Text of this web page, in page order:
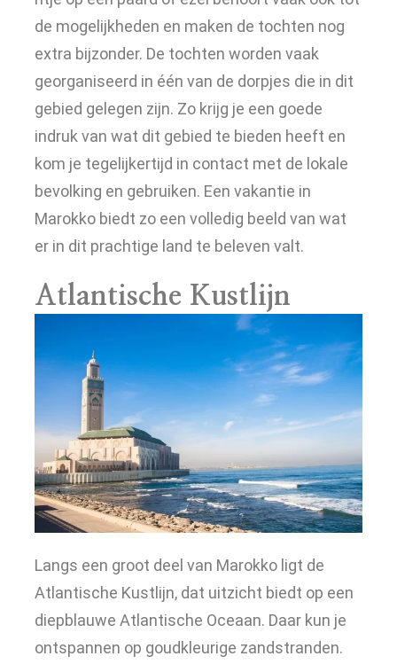
de mogelijkheden en maken de tochten nog
extra bijzonder. De tochten worden vaak
georganiseerd in één van de dorpjes die in dit
gebied gelegen zijn. Zo krijg je een goede
indruk van wat dit gebied te bieden heeft en
kom je tegelijkertijd in contact met de lokale
bevolking en gebruiken. Een vakantie in
Marokko biedt zo een volledig beeld van wat
er in dit prachtige land te beleven valt.
Atlantische Kustlijn
Langs een groot deel van Marokko ligt de
Atlantische Kustlijn, dat uitzicht biedt op een
diepblauwe Atlantische Oceaan. Daar kun je
ontspannen op goudkleurige zandstranden.